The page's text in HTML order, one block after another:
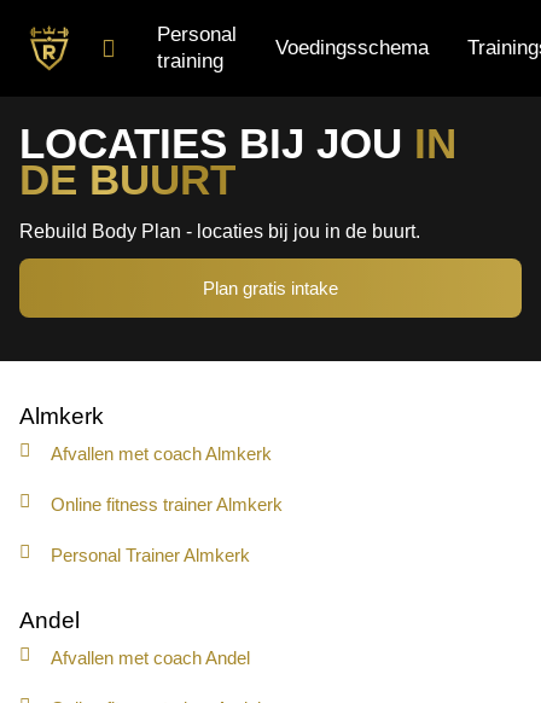
Personal
training
Voedingsschema
Personal training
Voedingsschema
Trainingsschema
Small group training
LOCATIES BIJ JOU IN
DE BUURT
Rebuild Body Plan - locaties bij jou in de buurt.
Plan gratis intake
Almkerk
Afvallen met coach Almkerk
Online fitness trainer Almkerk
Personal Trainer Almkerk
Andel
Afvallen met coach Andel